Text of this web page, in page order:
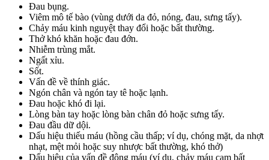
Đau bụng.
Viêm mô tế bào (vùng dưới da đỏ, nóng, đau, sưng tấy).
Chảy máu kinh nguyệt thay đổi hoặc bất thường.
Thở khó khăn hoặc đau đớn.
Nhiễm trùng mắt.
Ngất xỉu.
Sốt.
Vấn đề về thính giác.
Ngón chân và ngón tay tê hoặc lạnh.
Đau hoặc khó đi lại.
Lòng bàn tay hoặc lòng bàn chân đỏ hoặc sưng tấy.
Đau đầu dữ dội.
Dấu hiệu thiếu máu (hồng cầu thấp; ví dụ, chóng mặt, da nhợt
nhạt, mệt mỏi hoặc suy nhược bất thường, khó thở)
Dấu hiệu của vấn đề đông máu (ví dụ, chảy máu cam bất